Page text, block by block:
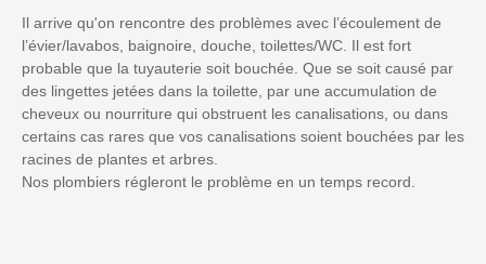
Il arrive qu'on rencontre des problèmes avec l’écoulement de
l’évier/lavabos, baignoire, douche, toilettes/WC. Il est fort
probable que la tuyauterie soit bouchée. Que se soit causé par
des lingettes jetées dans la toilette, par une accumulation de
cheveux ou nourriture qui obstruent les canalisations, ou dans
certains cas rares que vos canalisations soient bouchées par les
racines de plantes et arbres.
Nos plombiers régleront le problème en un temps record.